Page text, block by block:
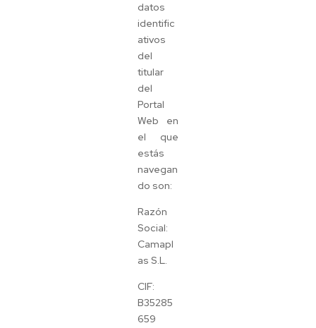
datos
identific
ativos
del
titular
del
Portal
Web en
el que
estás
navegan
do son:
Razón
Social:
Camapl
as S.L.
CIF:
B35285
659